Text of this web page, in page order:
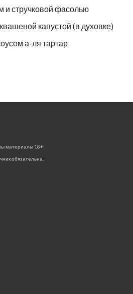
и стручковой фасолью
капустой (в духовке)
а-ля тартар
материалы 18+!
обязательна.